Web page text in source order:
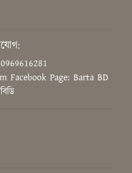
রায় সম্মান করুন, সংবিধান
কমিশন গঠন করুন’
Facebook Page: Barta BD